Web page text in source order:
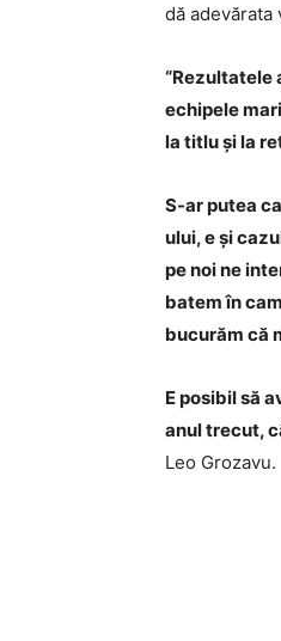
dă adevărata
“Rezultatele
echipele
la titlu și la
S-ar putea
ului, e și
pe noi ne
batem în
bucurăm că
E posibil să
anul trecut,
Leo Grozavu.